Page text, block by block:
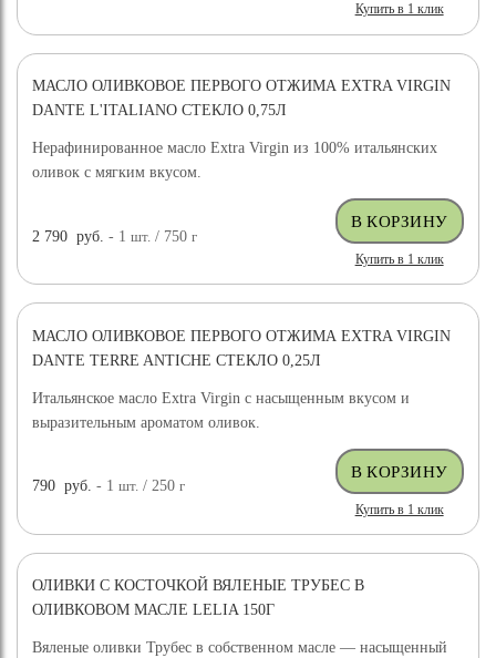
Купить в 1 клик
НОВИНКА
МАСЛО ОЛИВКОВОЕ ПЕРВОГО ОТЖИМА EXTRA VIRGIN
DANTE L'ITALIANO СТЕКЛО 0,75Л
Нерафинированное масло Extra Virgin из 100% итальянских
оливок с мягким вкусом.
2 790 руб. - 1шт. / 750г
Купить в 1 клик
НОВИНКА
МАСЛО ОЛИВКОВОЕ ПЕРВОГО ОТЖИМА EXTRA VIRGIN
DANTE TERRE ANTICHE СТЕКЛО 0,25Л
Итальянское масло Extra Virgin с насыщенным вкусом и
выразительным ароматом оливок.
790 руб. - 1шт. / 250г
Купить в 1 клик
ОЛИВКИ С КОСТОЧКОЙ ВЯЛЕНЫЕ ТРУБЕС В
ОЛИВКОВОМ МАСЛЕ LELIA 150Г
Вяленые оливки Трубес в собственном масле — насыщенный